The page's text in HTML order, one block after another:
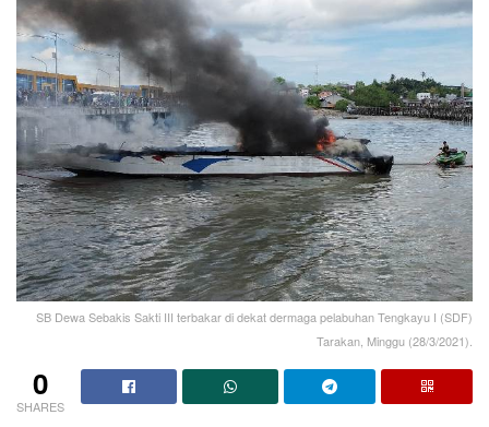
SB Dewa Sebakis Sakti III terbakar di dekat dermaga pelabuhan Tengkayu I (SDF)
Tarakan, Minggu (28/3/2021).
0
SHARES